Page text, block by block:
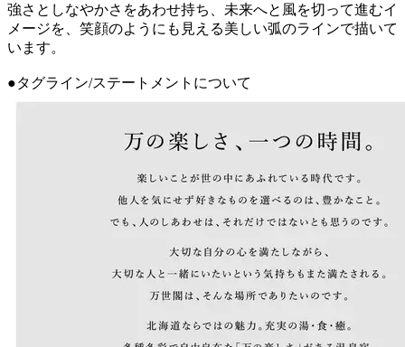
強さとしなやかさをあわせ持ち、未来へと風を切って進むイ
メージを、笑顔のようにも見える美しい弧のラインで描いて
います。
●タグライン/ステートメントについて